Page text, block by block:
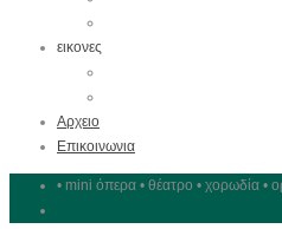
εικονες
Αρχειο
Επικοινωνια
• mini όπερα • θέατρο • χορωδία •